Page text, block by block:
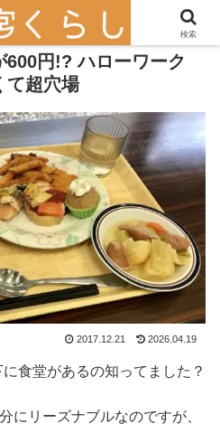
600円!? ハローワーク
て超穴場
2017.12.21 2026.04.19
食堂があるの知ってました？
にリーズナブルなのですが、
検索